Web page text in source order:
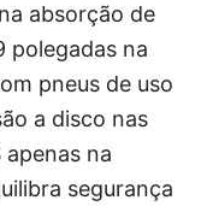
absorção de
polegadas na
pneus de uso
a disco nas
apenas na
segurança